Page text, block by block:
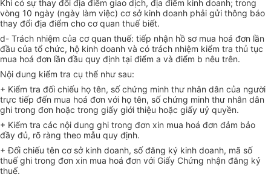
Khi có sự thay đổi địa điểm giao dịch, địa điểm kinh doanh; trong
vòng 10 ngày (ngày làm việc) cơ sở kinh doanh phải gửi thông báo
thay đổi địa điểm cho cơ quan thuế biết.
d- Trách nhiệm của cơ quan thuế: tiếp nhận hồ sơ mua hoá đơn lần
đầu của tổ chức, hộ kinh doanh và có trách nhiệm kiểm tra thủ tục
mua hoá đơn lần đầu quy định tại điểm a và điểm b nêu trên.
Nội dung kiểm tra cụ thể như sau:
+ Kiểm tra đối chiếu họ tên, số chứng minh thư nhân dân của người
trực tiếp đến mua hoá đơn với họ tên, số chứng minh thư nhân dân
ghi trong đơn hoặc trong giấy giới thiệu hoặc giấy uỷ quyền.
+ Kiểm tra các nội dung ghi trong đơn xin mua hoá đơn đảm bảo
đầy đủ, rõ ràng theo mẫu quy định.
+ Đối chiếu tên cơ sở kinh doanh, số đăng ký kinh doanh, mã số
thuế ghi trong đơn xin mua hoá đơn với Giấy Chứng nhận đăng ký
thuế.